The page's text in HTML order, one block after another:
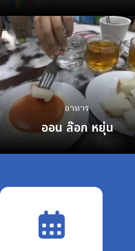
อาหาร
ออน ล๊อก หยุ่น